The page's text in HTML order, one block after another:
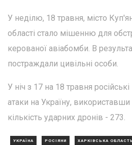
У неділю, 18 травня, місто
області стало мішенню для
керованої авіабомби. В
постраждали цивільні особи.
У ніч з 17 на 18 травня
атаки на Україну,
кількість ударних дронів - 273.
УКРАЇНА РОСІЯНИ ХАРКІВСЬКА